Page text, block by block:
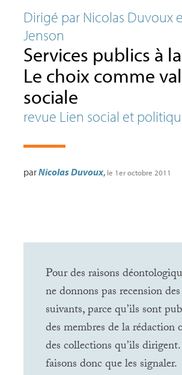
Dirigé par Nicolas Duvoux
Jenson
Services publics à
Le choix comme
sociale
revue Lien social et
parNicolas Duvoux, le 1er octobre 2011
Pour des raisons
ne donnons pas recension
suivants, parce qu’ils sont
des membres de la rédaction
des collections qu’ils
faisons donc que les signaler.